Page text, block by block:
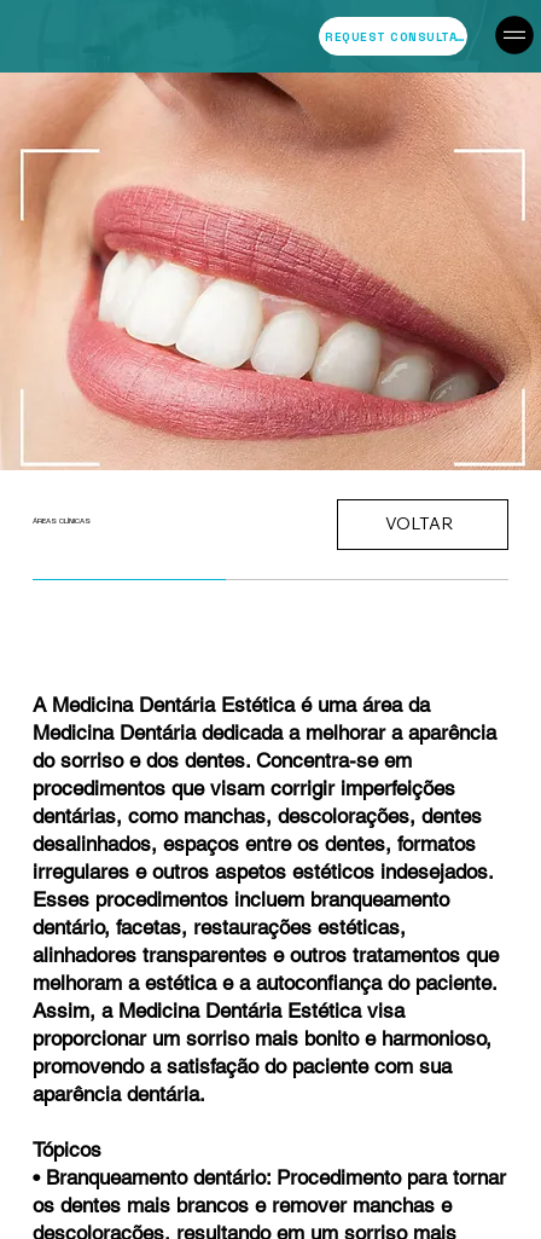
REQUEST CONSULTATION
ÁREAS CLÍNICAS VOLTAR
A Medicina Dentária Estética é uma área da
Medicina Dentária dedicada a melhorar a aparência
do sorriso e dos dentes. Concentra-se em
procedimentos que visam corrigir imperfeições
dentárias, como manchas, descolorações, dentes
desalinhados, espaços entre os dentes, formatos
irregulares e outros aspetos estéticos indesejados.
Esses procedimentos incluem branqueamento
dentário, facetas, restaurações estéticas,
alinhadores transparentes e outros tratamentos que
melhoram a estética e a autoconfiança do paciente.
Assim, a Medicina Dentária Estética visa
proporcionar um sorriso mais bonito e harmonioso,
promovendo a satisfação do paciente com sua
aparência dentária.
Tópicos
• Branqueamento dentário: Procedimento para tornar
os dentes mais brancos e remover manchas e
descolorações, resultando em um sorriso mais